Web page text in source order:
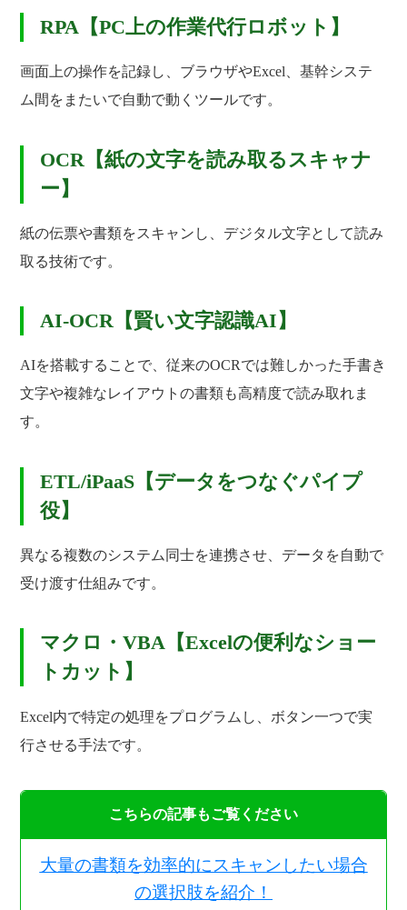
RPA【PC上の作業代行ロボット】
画面上の操作を記録し、ブラウザやExcel、基幹システ
ム間をまたいで自動で動くツールです。
OCR【紙の文字を読み取るスキャナ
ー】
紙の伝票や書類をスキャンし、デジタル文字として読み
取る技術です。
AI-OCR【賢い文字認識AI】
AIを搭載することで、従来のOCRでは難しかった手書き
文字や複雑なレイアウトの書類も高精度で読み取れま
す。
ETL/iPaaS【データをつなぐパイプ
役】
異なる複数のシステム同士を連携させ、データを自動で
受け渡す仕組みです。
マクロ・VBA【Excelの便利なショー
トカット】
Excel内で特定の処理をプログラムし、ボタン一つで実
行させる手法です。
こちらの記事もご覧ください
大量の書類を効率的にスキャンしたい場合
の選択肢を紹介！